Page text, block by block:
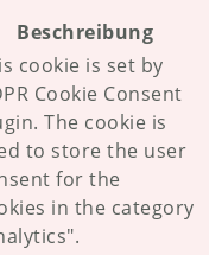
Beschreibung
cookie is set by
Cookie Consent
The cookie is
to store the user
for the
in the category